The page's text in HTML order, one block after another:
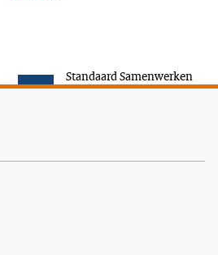
Standaard Samenwerken